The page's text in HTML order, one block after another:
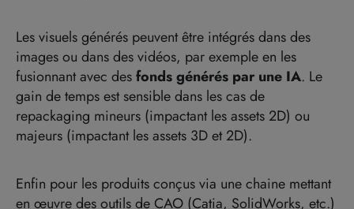
Les visuels générés peuvent être intégrés dans des
images ou dans des vidéos, par exemple en les
fusionnant avec desfonds générés par une IA. Le
gain de temps est sensible dans les cas de
repackaging mineurs (impactant les assets 2D) ou
majeurs (impactant les assets 3D et 2D).
Enfin pour les produits conçus via une chaine mettant
en œuvre des outils de CAO (Catia, SolidWorks, etc.)